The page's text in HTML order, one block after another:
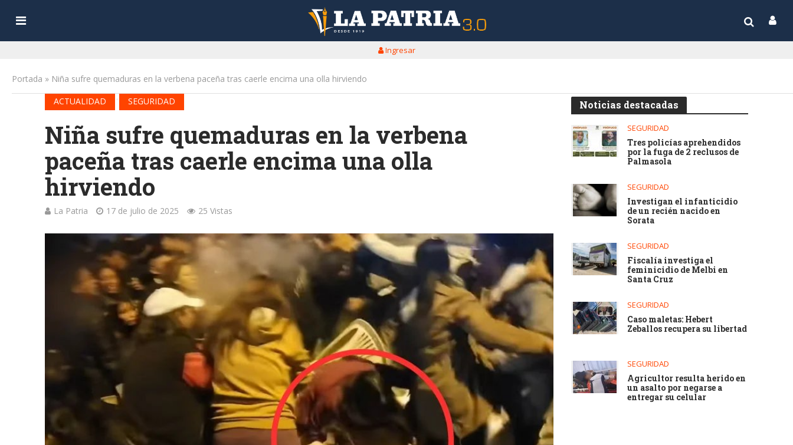
Ingresar
Portada » Niña sufre quemaduras en la verbena paceña tras caerle encima una olla hirviendo
ACTUALIDAD
SEGURIDAD
Niña sufre quemaduras en la verbena
paceña tras caerle encima una olla
hirviendo
La Patria 17 de julio de 2025 25 Vistas
Noticias destacadas
SEGURIDAD
Tres policías aprehendidos
por la fuga de 2 reclusos de
Palmasola
SEGURIDAD
Investigan el infanticidio
de un recién nacido en
Sorata
SEGURIDAD
Fiscalía investiga el
feminicidio de Melbi en
Santa Cruz
SEGURIDAD
Caso maletas: Hebert
Zeballos recupera su libertad
SEGURIDAD
Agricultor resulta herido en
un asalto por negarse a
entregar su celular